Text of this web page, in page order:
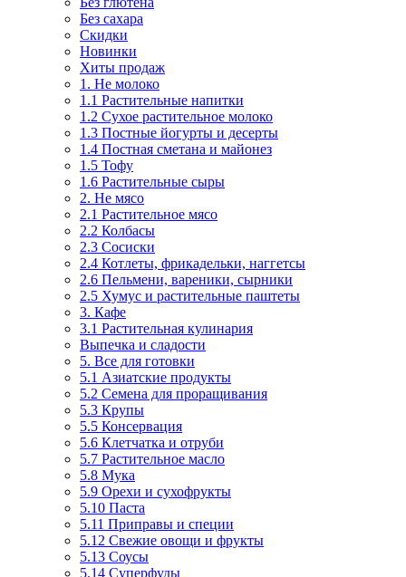
Без сахара
Скидки
Новинки
Хиты продаж
1. Не молоко
1.1 Растительные напитки
1.2 Сухое растительное молоко
1.3 Постные йогурты и десерты
1.4 Постная сметана и майонез
1.5 Тофу
1.6 Растительные сыры
2. Не мясо
2.1 Растительное мясо
2.2 Колбасы
2.3 Сосиски
2.4 Котлеты, фрикадельки, наггетсы
2.6 Пельмени, вареники, сырники
2.5 Хумус и растительные паштеты
3. Кафе
3.1 Растительная кулинария
Выпечка и сладости
5. Все для готовки
5.1 Азиатские продукты
5.2 Семена для проращивания
5.3 Крупы
5.5 Консервация
5.6 Клетчатка и отруби
5.7 Растительное масло
5.8 Мука
5.9 Орехи и сухофрукты
5.10 Паста
5.11 Приправы и специи
5.12 Свежие овощи и фрукты
5.13 Соусы
5.14 Суперфуды